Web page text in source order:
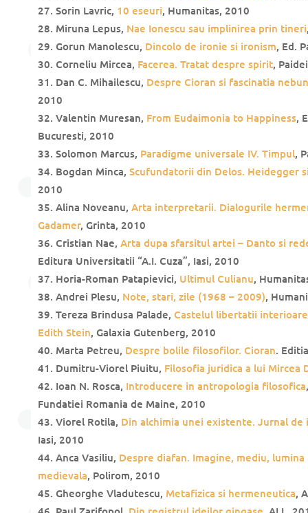
Sorin Lavric, 10 eseuri, Humanitas, 2010
Miruna Lepus, Nae Ionescu sau implinirea prin tineri
Gorun Manolescu, Dincolo de ironie si ironism, Ed.
Corneliu Mircea, Facerea. Tratat despre spirit,
Dan C. Mihailescu, Despre Cioran si fascinatia
2010
Valentin Muresan, From Eudaimonia to Happiness,
Bucuresti, 2010
Solomon Marcus, Paradigme universale IV. Timpul,
Bogdan Minca, Scufundatorii din Delos. Heidegger
2010
Alina Noveanu, Arta interpretarii. Dialogurile
Gadamer, Grinta, 2010
Cristian Nae, Arta dupa sfarsitul artei – Danto si
Editura Universitatii “A.I. Cuza”, Iasi, 2010
Horia-Roman Patapievici, Ultimul Culianu,
Andrei Plesu, Note, stari, zile (1968 – 2009),
Tereza Brindusa Palade, Castelul libertatii
Edith Stein, Galaxia Gutenberg, 2010
Marta Petreu, Despre bolile filosofilor. Cioran.
Dumitru-Viorel Piuitu, Filosofia juridica a lui Mircea
Ioan N. Rosca, Introducere in antropologia filosofica
Fundatiei Romania de Maine, 2010
Viorel Rotila, Din alchimia unei existente. Jurnal de
Iasi, 2010
Anca Vasiliu, Despre diafan. Imagine, mediu,
medievala, Polirom, 2010
Gheorghe Vladutescu, Metafizica si hermeneutica,